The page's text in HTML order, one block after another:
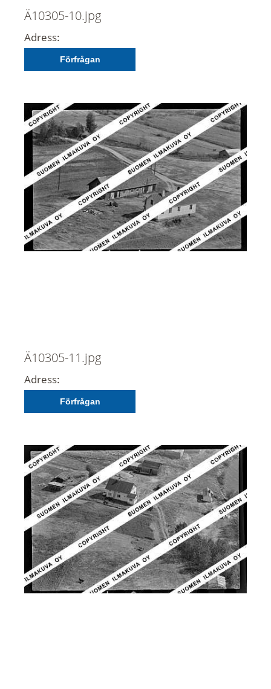
Ä10305-10.jpg
Adress:
Förfrågan
Ä10305-11.jpg
Adress:
Förfrågan